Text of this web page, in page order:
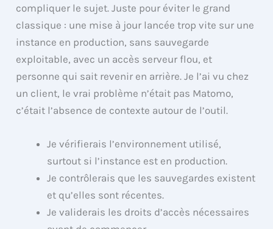
compliquer le sujet. Juste pour éviter le grand
classique : une mise à jour lancée trop vite sur une
instance en production, sans sauvegarde
exploitable, avec un accès serveur flou, et
personne qui sait revenir en arrière. Je l’ai vu chez
un client, le vrai problème n’était pas Matomo,
c’était l’absence de contexte autour de l’outil.
Je vérifierais l’environnement utilisé,
surtout si l’instance est en production.
Je contrôlerais que les sauvegardes existent
et qu’elles sont récentes.
Je validerais les droits d’accès nécessaires